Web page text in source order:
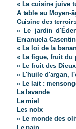
« La cuisine juive
A table au Moyen-
Cuisine des
« Le jardin
Emanuela
« La loi de la
« La figue, fruit du
« Le fruit des
« L'huile d'argan,
« Le lait :
La lavande
Le miel
Les noix
« Le monde des
Le pain